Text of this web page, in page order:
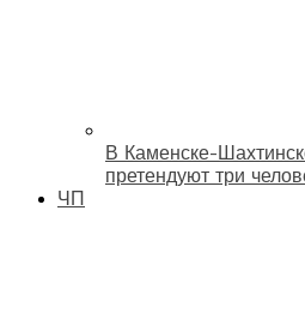
В Каменске-
претендуют три
ЧП